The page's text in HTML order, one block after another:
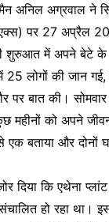
ai
l
p
y
Li
n
k
e
gr
a
m
s
s
अनिल अग्रवाल ने
पर 27 अप्रैल
शुरुआत में अपने बेटे के
25 लोगों की जान गई,
बात की।
महीनों को अपने
से एक बताया और
दिया कि एथेना
हो रहा था।